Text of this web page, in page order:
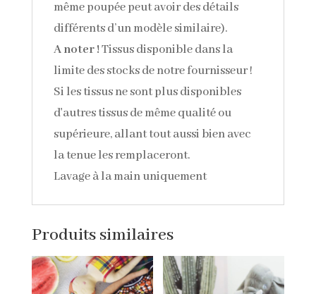
même poupéepeut avoir des détails
différents d’un modèle similaire).
A noter !Tissus disponible dans la
limite des stocks de notre fournisseur !
Si les tissus ne sont plus disponibles
d'autres tissus de même qualité ou
supérieure, allant tout aussi bien avec
la tenue les remplaceront.
Lavage à la main uniquement
Produits similaires